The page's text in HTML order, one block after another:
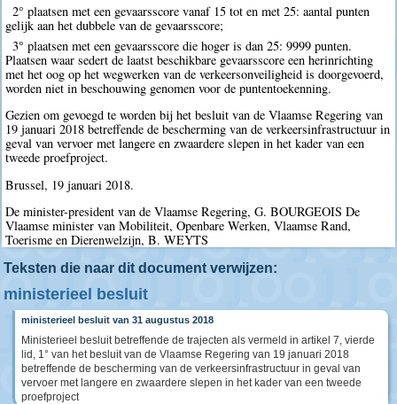
2° plaatsen met een gevaarsscore vanaf 15 tot en met 25: aantal punten
gelijk aan het dubbele van de gevaarsscore;
3° plaatsen met een gevaarsscore die hoger is dan 25: 9999 punten.
Plaatsen waar sedert de laatst beschikbare gevaarsscore een herinrichting
met het oog op het wegwerken van de verkeersonveiligheid is doorgevoerd,
worden niet in beschouwing genomen voor de puntentoekenning.
Gezien om gevoegd te worden bij het besluit van de Vlaamse Regering van
19 januari 2018 betreffende de bescherming van de verkeersinfrastructuur in
geval van vervoer met langere en zwaardere slepen in het kader van een
tweede proefproject.
Brussel, 19 januari 2018.
De minister-president van de Vlaamse Regering, G. BOURGEOIS De
Vlaamse minister van Mobiliteit, Openbare Werken, Vlaamse Rand,
Toerisme en Dierenwelzijn, B. WEYTS
Teksten die naar dit document verwijzen:
ministerieel besluit
ministerieel besluit van 31 augustus 2018
Ministerieel besluit betreffende de trajecten als vermeld in artikel 7, vierde
lid, 1° van het besluit van de Vlaamse Regering van 19 januari 2018
betreffende de bescherming van de verkeersinfrastructuur in geval van
vervoer met langere en zwaardere slepen in het kader van een tweede
proefproject